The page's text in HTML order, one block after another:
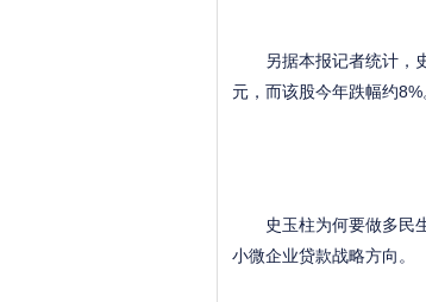
另据本报记者统计，史
元，而该股今年跌幅约8%
史玉柱为何要做多民生
小微企业贷款战略方向。